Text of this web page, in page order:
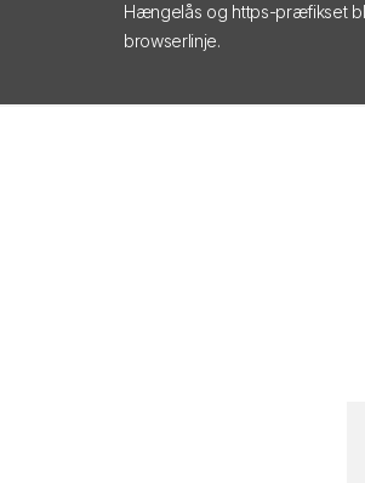
Hængelås og https-præfikset
browserlinje.